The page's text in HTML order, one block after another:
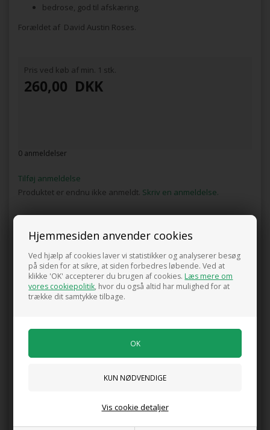
Hjemmesiden anvender cookies
Ved hjælp af cookies laver vi statistikker og analyserer besøg
på siden for at sikre, at siden forbedres løbende. Ved at
klikke 'OK' accepterer du brugen af cookies.Læs mere om
vores cookiepolitik, hvor du også altid har mulighed for at
trække dit samtykke tilbage.
Vis cookie detaljer
bedrose, god til afskæring.
Forældet af David Austin Roses.
Pris ved køb af min. 1 stk.
260,00 DKK
0 anmeldelser
Tilføj anmeldelse
Produktet er endnu ikke anmeldt. Skriv en anmeldelse.
Engelsk rose 'Gertrude Jekyll'
Måske er du også interesseret i følgende
produkter